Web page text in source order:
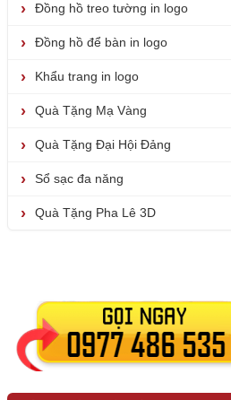
Đồng hồ treo tường in logo
Đồng hồ để bàn in logo
Khẩu trang in logo
Quà Tặng Mạ Vàng
Quà Tặng Đại Hội Đảng
Sổ sạc đa năng
Quà Tặng Pha Lê 3D